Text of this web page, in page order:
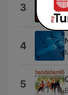
3
4
5